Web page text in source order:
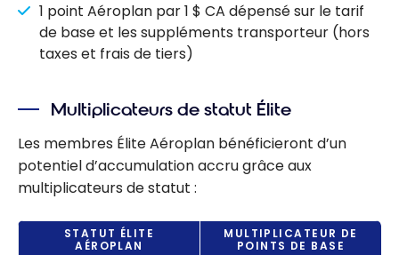
1 point Aéroplan par 1 $ CA dépensé sur le tarif
de base et les suppléments transporteur (hors
taxes et frais de tiers)
Multiplicateurs de statut Élite
Les membres Élite Aéroplan bénéficieront d’un
potentiel d’accumulation accru grâce aux
multiplicateurs de statut :
STATUT ÉLITE
AÉROPLAN
MULTIPLICATEUR DE
POINTS DE BASE